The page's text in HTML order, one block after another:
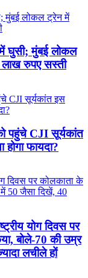
घुसी; मुंबई लोकल
लाख रुपए सस्ती
पहुंचे CJI सूर्यकांत
फायदा?
योग दिवस पर
बोले-70 की उम्र
लचीले हों